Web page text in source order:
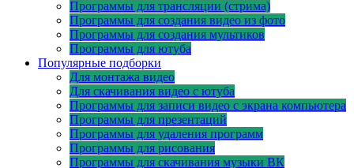
Программы для трансляции (стрима)
Программы для создания видео из фото
Программы для создания мультиков
Программы для ютуба
Популярные подборки
Для монтажа видео
Для скачивания видео с ютуба
Программы для записи видео с экрана компьютера
Программы для презентаций
Программы для удаления программ
Программы для рисования
Программы для скачивания музыки ВК